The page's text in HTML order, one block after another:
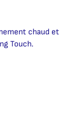
chaud et
Touch.